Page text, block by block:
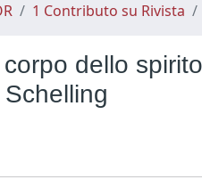
1 Contributo su Rivista
dello